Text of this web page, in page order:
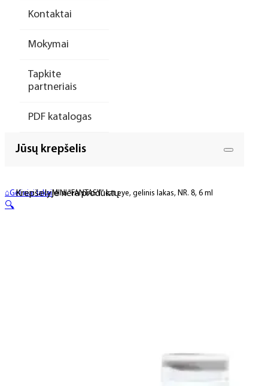
Kontaktai
Mokymai
Tapkite
partneriais
PDF katalogas
Jūsų krepšelis
Krepšelyje nėra produktų.
⌂Geliniai lakaiMINI “FANTASY” cat eye, gelinis lakas, NR. 8, 6 ml
🔍